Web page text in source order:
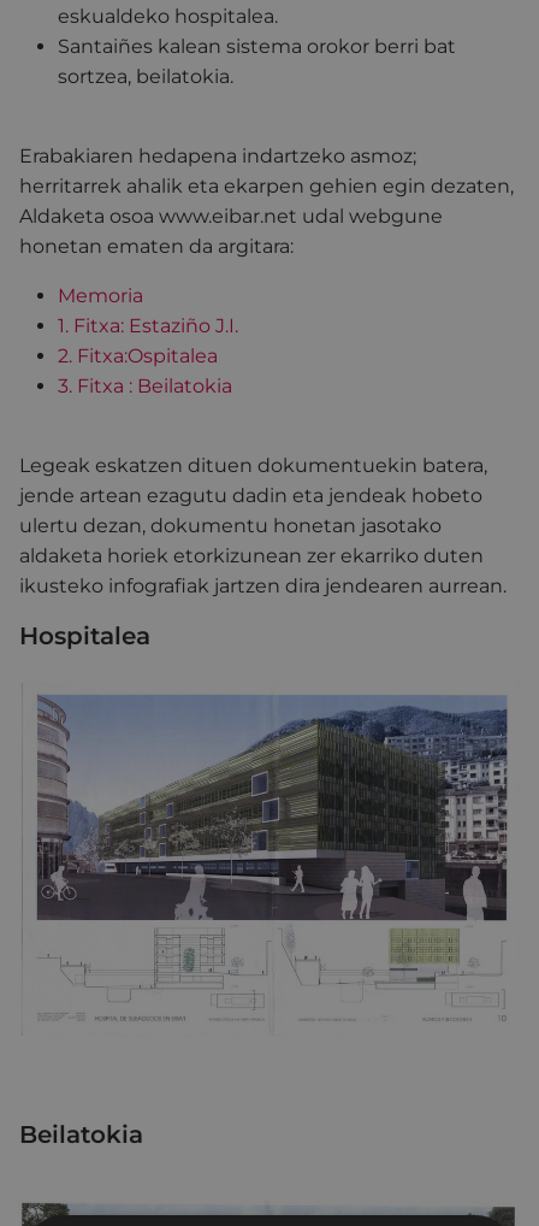
eskualdeko hospitalea.
Santaiñes kalean sistema orokor berri bat
sortzea, beilatokia.
Erabakiaren hedapena indartzeko asmoz;
herritarrek ahalik eta ekarpen gehien egin dezaten,
Aldaketa osoa www.eibar.net udal webgune
honetan ematen da argitara:
Memoria
1. Fitxa: Estaziño J.I.
2. Fitxa:Ospitalea
3. Fitxa : Beilatokia
Legeak eskatzen dituen dokumentuekin batera,
jende artean ezagutu dadin eta jendeak hobeto
ulertu dezan, dokumentu honetan jasotako
aldaketa horiek etorkizunean zer ekarriko duten
ikusteko infografiak jartzen dira jendearen aurrean.
Hospitalea
Beilatokia